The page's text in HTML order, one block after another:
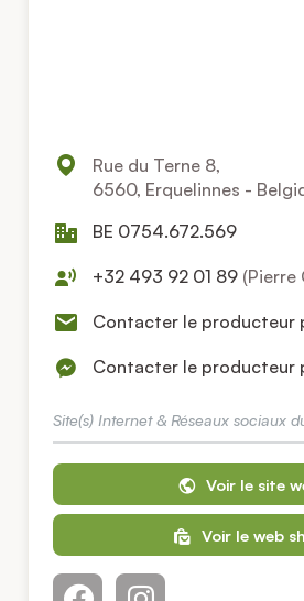
Rue du Terne 8,
6560, Erquelinnes -
BE 0754.672.569
+32 493 92 01 89 (Pierre
Contacter le producteur
Contacter le producteur
Site(s) Internet & Réseaux sociaux
Voir le site
Voir le web